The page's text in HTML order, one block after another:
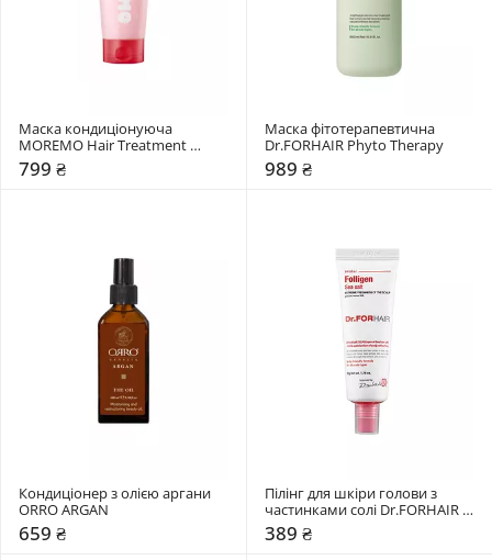
Маска кондиціонуюча
MOREMO Hair Treatment
Miracle 2X (RE)
799 ₴
Маска фітотерапевтична
Dr.FORHAIR Phyto Therapy
989 ₴
Кондиціонер з олією аргани
ORRO ARGAN
659 ₴
Пілінг для шкіри голови з
частинками солі Dr.FORHAIR
Sea Salt Scaler
389 ₴